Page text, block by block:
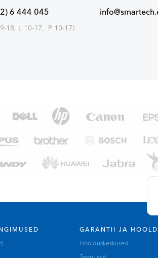
6 444 045
18, L 10-17, P 10-17)
GARANTII JA
Hoolduskeskused